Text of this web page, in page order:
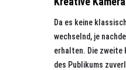
Da es keine
wechselnd, je
erhalten. Die zweite
des Publikums